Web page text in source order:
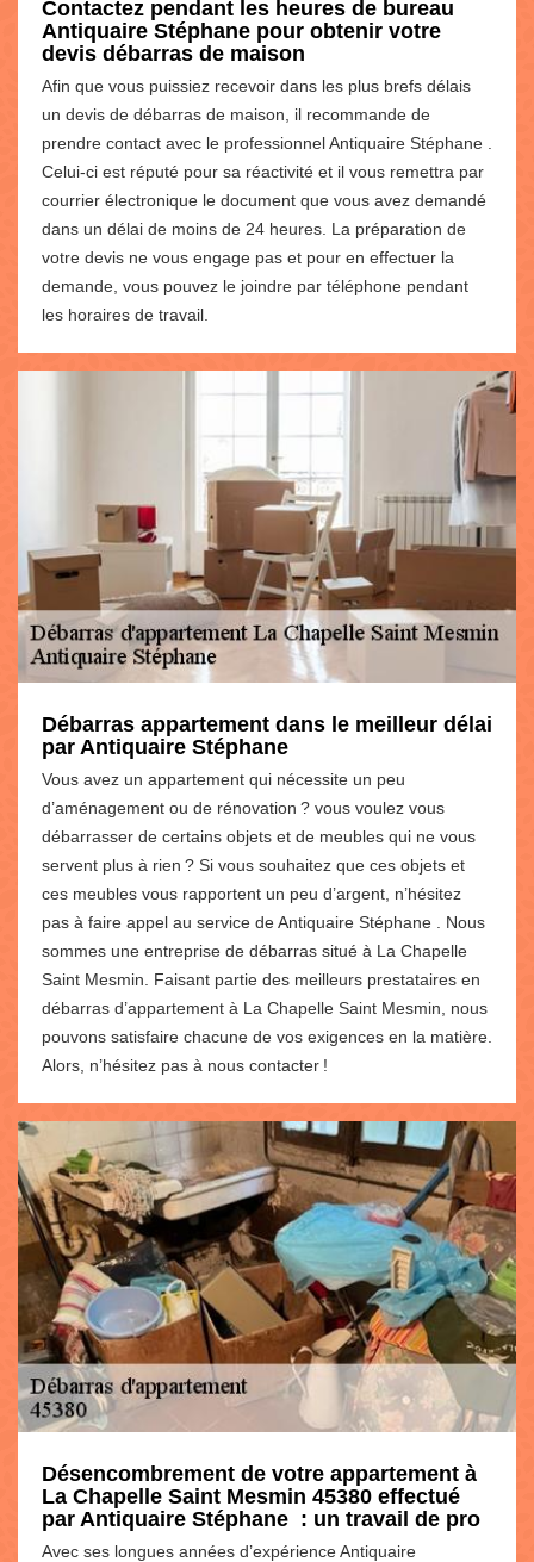
Contactez pendant les heures de bureau
Antiquaire Stéphane pour obtenir votre
devis débarras de maison
Afin que vous puissiez recevoir dans les plus brefs délais
un devis de débarras de maison, il recommande de
prendre contact avec le professionnel Antiquaire Stéphane .
Celui-ci est réputé pour sa réactivité et il vous remettra par
courrier électronique le document que vous avez demandé
dans un délai de moins de 24 heures. La préparation de
votre devis ne vous engage pas et pour en effectuer la
demande, vous pouvez le joindre par téléphone pendant
les horaires de travail.
Débarras appartement dans le meilleur délai
par Antiquaire Stéphane
Vous avez un appartement qui nécessite un peu
d’aménagement ou de rénovation ? vous voulez vous
débarrasser de certains objets et de meubles qui ne vous
servent plus à rien ? Si vous souhaitez que ces objets et
ces meubles vous rapportent un peu d’argent, n’hésitez
pas à faire appel au service de Antiquaire Stéphane . Nous
sommes une entreprise de débarras situé à La Chapelle
Saint Mesmin. Faisant partie des meilleurs prestataires en
débarras d’appartement à La Chapelle Saint Mesmin, nous
pouvons satisfaire chacune de vos exigences en la matière.
Alors, n’hésitez pas à nous contacter !
Désencombrement de votre appartement à
La Chapelle Saint Mesmin 45380 effectué
par Antiquaire Stéphane : un travail de pro
Avec ses longues années d’expérience Antiquaire